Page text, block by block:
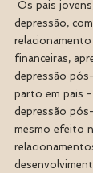
depressão,
financeiras,
depressão
parto em pais -
depressão
mesmo efeito